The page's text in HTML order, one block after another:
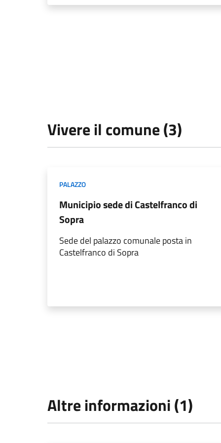
Vivere il comune (3)
PALAZZO
Municipio sede di Castelfranco di
Sopra
Sede del palazzo comunale posta in
Castelfranco di Sopra
Altre informazioni (1)